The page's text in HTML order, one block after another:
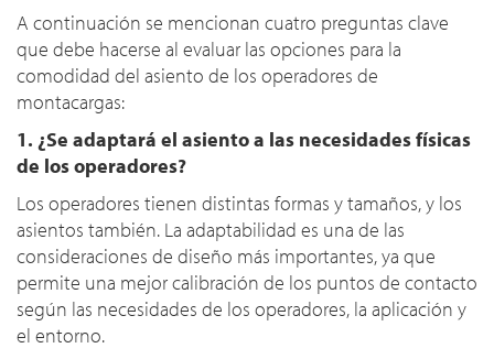
A continuación se mencionan cuatro preguntas clave
que debe hacerse al evaluar las opciones para la
comodidad del asiento de los operadores de
montacargas:
1. ¿Se adaptará el asiento a las necesidades físicas
de los operadores?
Los operadores tienen distintas formas y tamaños, y los
asientos también. La adaptabilidad es una de las
consideraciones de diseño más importantes, ya que
permite una mejor calibración de los puntos de contacto
según las necesidades de los operadores, la aplicación y
el entorno.